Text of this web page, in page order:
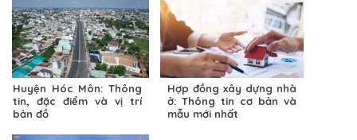
Huyện Hóc Môn: Thông
tin, đặc điểm và vị trí
bản đồ
Hợp đồng xây dựng nhà
ở: Thông tin cơ bản và
mẫu mới nhất